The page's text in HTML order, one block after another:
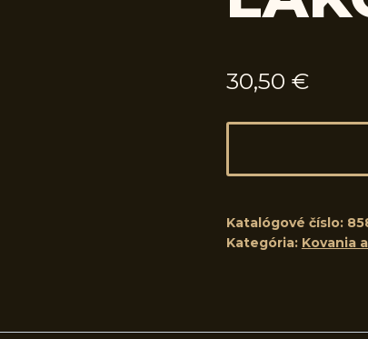
30,50 €
Katalógové číslo:
Kategória: Kovania